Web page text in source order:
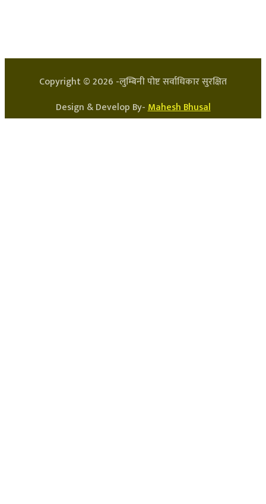
Copyright ©2026 -लुम्बिनी पोष्ट सर्वाधिकार सुरक्षित
Design & Develop By-Mahesh Bhusal